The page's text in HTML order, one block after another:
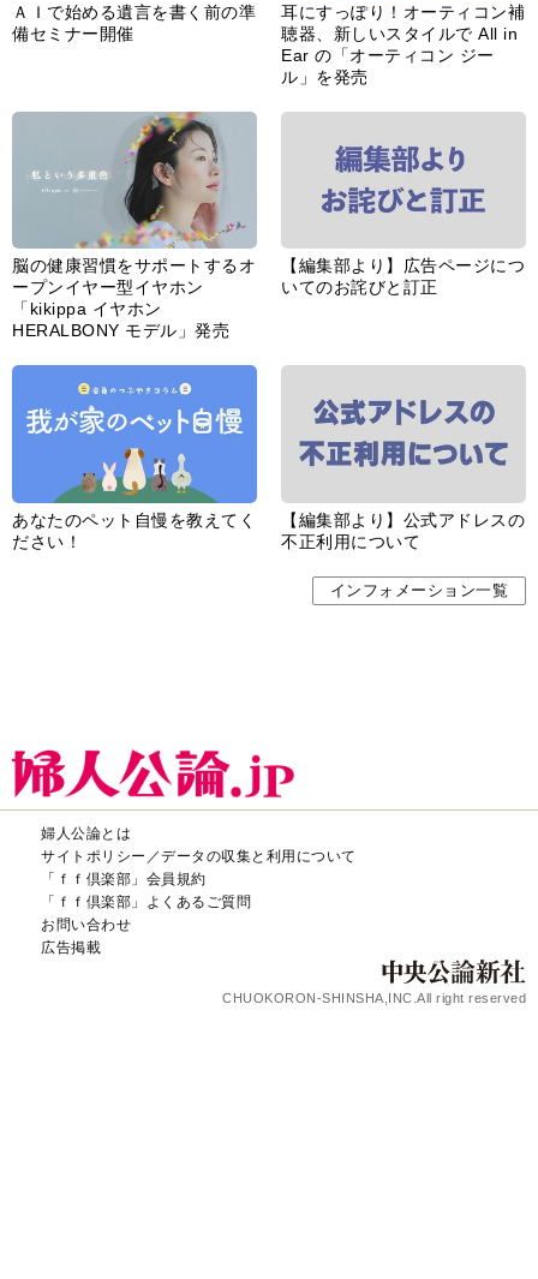
ＡＩで始める遺言を書く前の準
備セミナー開催
耳にすっぽり！オーティコン補
聴器、新しいスタイルで All in
Ear の「オーティコン ジー
ル」を発売
脳の健康習慣をサポートするオ
ープンイヤー型イヤホン
「kikippa イヤホン
HERALBONY モデル」発売
【編集部より】広告ページにつ
いてのお詫びと訂正
あなたのペット自慢を教えてく
ださい！
【編集部より】公式アドレスの
不正利用について
インフォメーション一覧
婦人公論とは
サイトポリシー／データの収集と利用について
「ｆｆ倶楽部」会員規約
「ｆｆ倶楽部」よくあるご質問
お問い合わせ
広告掲載
CHUOKORON-SHINSHA,INC.All right reserved